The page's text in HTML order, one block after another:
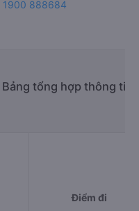
1900 888684
Bảng tổng hợp thông tin
Điểm đi